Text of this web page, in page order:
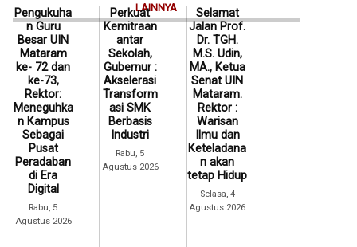
LAINNYA
Pengukuha
n Guru
Besar UIN
Mataram
ke- 72 dan
ke-73,
Rektor:
Meneguhka
n Kampus
Sebagai
Pusat
Peradaban
di Era
Digital
Rabu, 5
Agustus 2026
Perkuat
Kemitraan
antar
Sekolah,
Gubernur :
Akselerasi
Transform
asi SMK
Berbasis
Industri
Rabu, 5
Agustus 2026
Selamat
Jalan Prof.
Dr. TGH.
M.S. Udin,
MA., Ketua
Senat UIN
Mataram.
Rektor :
Warisan
Ilmu dan
Keteladana
n akan
tetap Hidup
Selasa, 4
Agustus 2026